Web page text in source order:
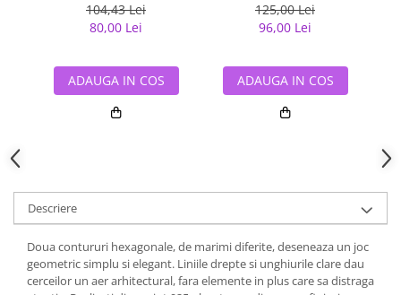
104,43 Lei
80,00 Lei
ADAUGA IN COS
125,00 Lei
96,00 Lei
ADAUGA IN COS
Descriere
Doua contururi hexagonale, de marimi diferite, deseneaza un joc
geometric simplu si elegant. Liniile drepte si unghiurile clare dau
cerceilor un aer arhitectural, fara elemente in plus care sa distraga